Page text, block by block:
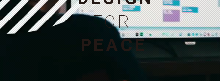
FOR
PEAC E